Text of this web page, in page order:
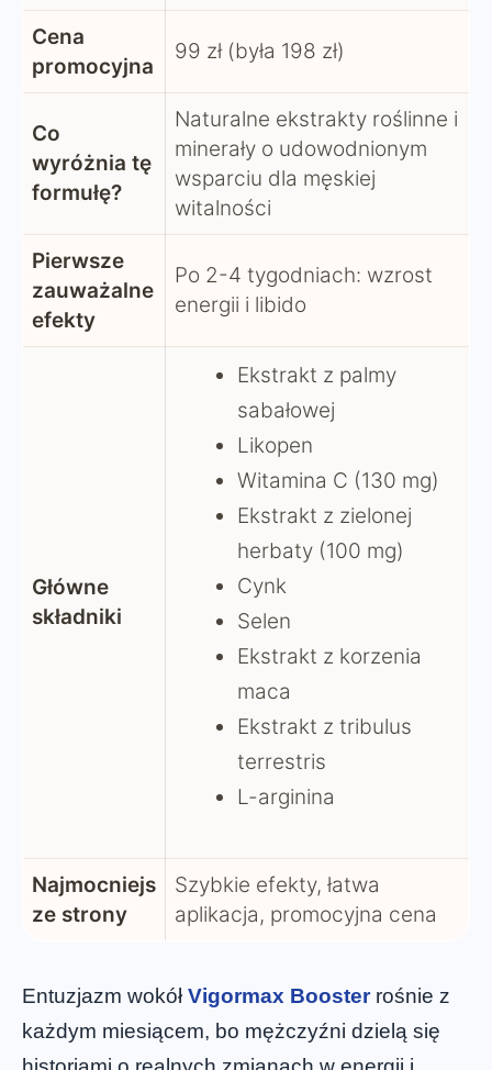
Cena
promocyjna
99 zł (była 198 zł)
Co
wyróżnia tę
formułę?
Naturalne ekstrakty roślinne i
minerały o udowodnionym
wsparciu dla męskiej
witalności
Pierwsze
zauważalne
efekty
Po 2-4 tygodniach: wzrost
energii i libido
Główne
składniki
Ekstrakt z palmy
sabałowej
Likopen
Witamina C (130 mg)
Ekstrakt z zielonej
herbaty (100 mg)
Cynk
Selen
Ekstrakt z korzenia
maca
Ekstrakt z tribulus
terrestris
L-arginina
Najmocniejs
ze strony
Szybkie efekty, łatwa
aplikacja, promocyjna cena
Entuzjazm wokół Vigormax Boosterrośnie z
każdym miesiącem, bo mężczyźni dzielą się